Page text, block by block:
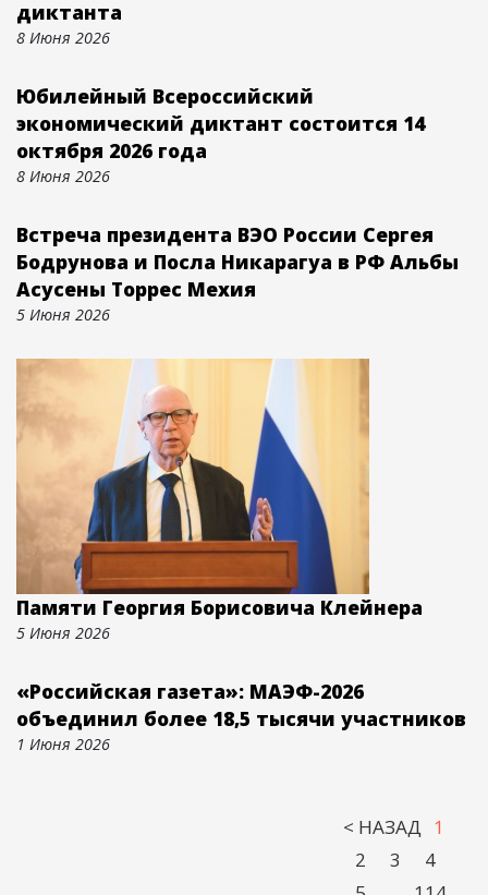
диктанта
8 Июня 2026
Юбилейный Всероссийский
экономический диктант состоится 14
октября 2026 года
8 Июня 2026
Встреча президента ВЭО России Сергея
Бодрунова и Посла Никарагуа в РФ Альбы
Асусены Торрес Мехия
5 Июня 2026
Памяти Георгия Борисовича Клейнера
5 Июня 2026
«Российская газета»: МАЭФ-2026
объединил более 18,5 тысячи участников
1 Июня 2026
< НАЗАД 1
2
3
4